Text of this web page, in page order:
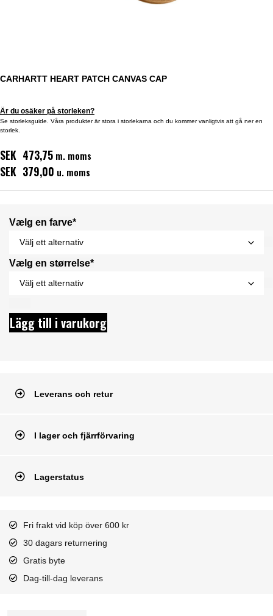
CARHARTT HEART PATCH CANVAS CAP
Är du osäker på storleken?
Se storleksguide. Våra produkter är stora i storlekarna och du kommer vanligtvis att gå ner en
storlek.
SEK 473,75 m. moms
SEK 379,00 u. moms
Vælg en farve*
Vælg en størrelse*
Lägg till i varukorg
Leverans och retur
I lager och fjärrförvaring
Lagerstatus
Fri frakt vid köp över 600 kr
30 dagars returnering
Gratis byte
Dag-till-dag leverans